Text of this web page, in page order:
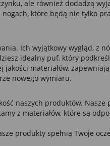
ale również dodadzą
które będą nie tylko
Ich wyjątkowy wygląd, z
idealny puf, który
materiałów,
nowego wymiaru.
naszych produktów.
z materiałów, które są
produkty spełnią Twoje